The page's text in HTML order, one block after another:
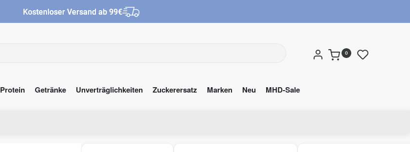
Kostenloser Versand ab 99€
0
Protein Getränke Unverträglichkeiten Zuckerersatz Marken Neu MHD-Sale